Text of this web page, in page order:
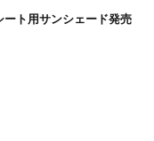
ト用サンシェード発売